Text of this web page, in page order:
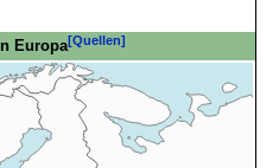
Europa[Quellen]